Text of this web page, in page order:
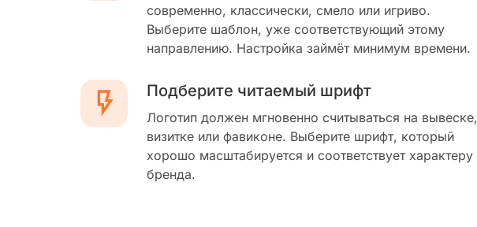
современно, классически, смело или игриво.
Выберите шаблон, уже соответствующий этому
направлению. Настройка займёт минимум времени.
Подберите читаемый шрифт
Логотип должен мгновенно считываться на вывеске,
визитке или фавиконе. Выберите шрифт, который
хорошо масштабируется и соответствует характеру
бренда.